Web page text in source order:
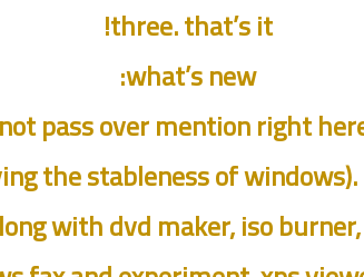
three. that’s it!
what’s new:
pass over mention right
the stableness of
with dvd maker, iso